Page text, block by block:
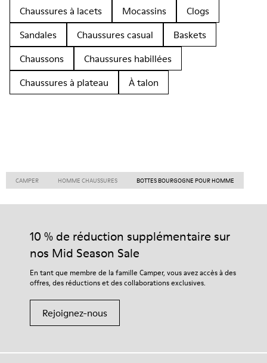
Chaussures à lacets
Mocassins
Clogs
Sandales
Chaussures casual
Baskets
Chaussons
Chaussures habillées
Chaussures à plateau
À talon
CAMPER HOMME CHAUSSURES BOTTES BOURGOGNE POUR HOMME
10 % de réduction supplémentaire sur
nos Mid Season Sale
En tant que membre de la famille Camper, vous avez accès à des
offres, des réductions et des collaborations exclusives.
Rejoignez-nous